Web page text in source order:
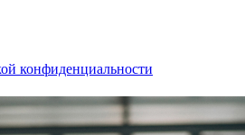
конфиденциальности